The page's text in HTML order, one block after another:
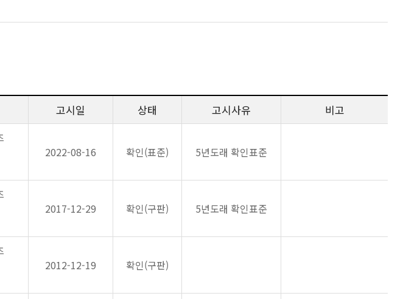
고시일 상태 고시사유 비고
2022-08-16 확인(표준) 5년도래 확인표준
2017-12-29 확인(구판) 5년도래 확인표준
2012-12-19 확인(구판)